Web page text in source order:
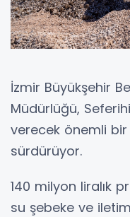
İzmir Büyükşehir
Müdürlüğü,
verecek önemli bir
sürdürüyor.
140 milyon liralık
su şebeke ve